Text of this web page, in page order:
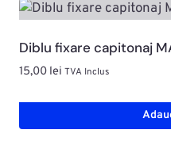
Diblu fixare capitonaj
15,00 lei TVA Inclus